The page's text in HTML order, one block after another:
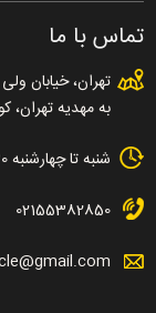
تماس با ما
تهران، خیابان
به مهدیه تهران،
شنبه تا چهارشنبه 8:30 الی 18:30 / پنجشنبه ها 8:30 الی 14:00
02155382850